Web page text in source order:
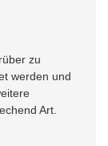
zu
werden und
Art.